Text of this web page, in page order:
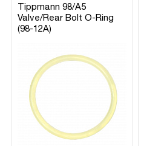
Tippmann 98/A5
Valve/Rear Bolt O-Ring
(98-12A)